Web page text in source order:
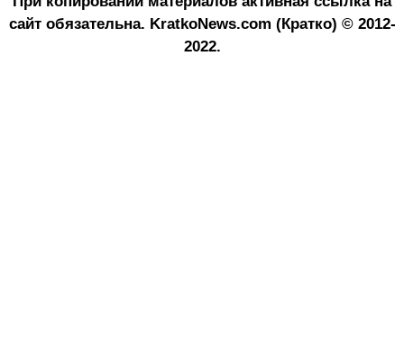
сайт обязательна. KratkoNews.com (Кратко) © 2012-
2022.